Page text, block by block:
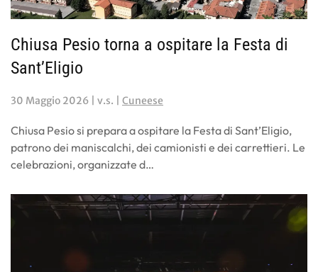
Chiusa Pesio torna a ospitare la Festa di
Sant’Eligio
30 Maggio 2026 | v.s. | Cuneese
Chiusa Pesio si prepara a ospitare la Festa di Sant’Eligio,
patrono dei maniscalchi, dei camionisti e dei carrettieri. Le
celebrazioni, organizzate d…